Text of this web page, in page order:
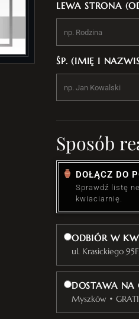
LEWA STRONA
ŚP. (IMIĘ I
Sposób
DOŁĄCZ DO
Sprawdź listę
kwiaciarnię.
ODBIÓR W
ul. Krasickiego
DOSTAWA NA
Myszków •